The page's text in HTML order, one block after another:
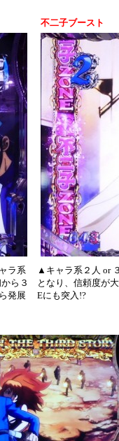
不二子ブースト
ラ系
ら３
発展
▲キャラ系２人 or
となり、信頼度が
Eにも突入!?